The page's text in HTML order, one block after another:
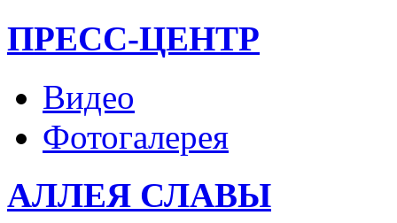
ПРЕСС-ЦЕНТР
Видео
Фотогалерея
АЛЛЕЯ СЛАВЫ